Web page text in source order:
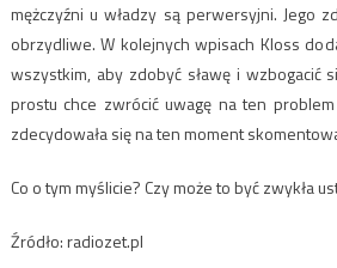
mężczyźni u władzy są perwersyjni. Jego
obrzydliwe. W kolejnych wpisach Kloss
wszystkim, aby zdobyć sławę i wzbogacić
prostu chce zwrócić uwagę na ten
zdecydowała się na ten moment
Co o tym myślicie? Czy może to być zwykła
Źródło: radiozet.pl